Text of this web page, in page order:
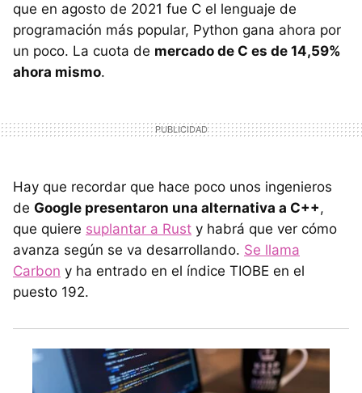
que en agosto de 2021 fue C el lenguaje de
programación más popular, Python gana ahora por
un poco. La cuota de mercado de C es de 14,59%
ahora mismo.
Hay que recordar que hace poco unos ingenieros
de Google presentaron una alternativa a C++,
que quiere suplantar a Rust y habrá que ver cómo
avanza según se va desarrollando. Se llama
Carbon y ha entrado en el índice TIOBE en el
puesto 192.